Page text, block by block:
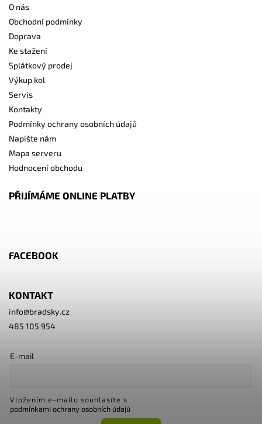
O nás
Obchodní podmínky
Doprava
Ke stažení
Splátkový prodej
Výkup kol
Servis
Kontakty
Podmínky ochrany osobních údajů
Napište nám
Mapa serveru
Hodnocení obchodu
PŘIJÍMÁME ONLINE PLATBY
FACEBOOK
KONTAKT
info@bradsky.cz
485 105 954
E-mail
Vložením e-mailu souhlasíte s
podmínkami ochrany osobních údajů